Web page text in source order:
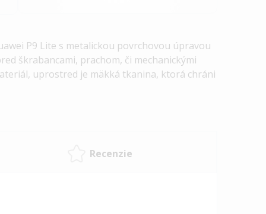
P9 Lite s metalickou povrchovou úpravou
škrabancami, prachom, či mechanickými
uprostred je mäkká tkanina, ktorá chráni
Recenzie